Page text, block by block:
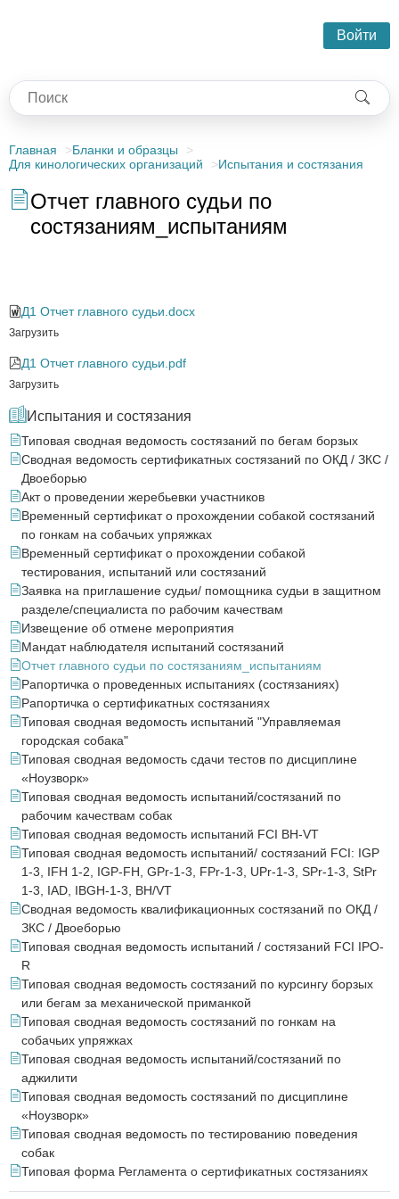
Войти
Главная
Бланки и образцы
Для кинологических организаций
Испытания и состязания
Отчет главного судьи по
состязаниям_испытаниям
Д1 Отчет главного судьи.docx
Загрузить
Д1 Отчет главного судьи.pdf
Загрузить
Испытания и состязания
Типовая сводная ведомость состязаний по бегам борзых
Сводная ведомость сертификатных состязаний по ОКД / ЗКС /
Двоеборью
Акт о проведении жеребьевки участников
Временный сертификат о прохождении собакой состязаний
по гонкам на собачьих упряжках
Временный сертификат о прохождении собакой
тестирования, испытаний или состязаний
Заявка на приглашение судьи/ помощника судьи в защитном
разделе/специалиста по рабочим качествам
Извещение об отмене мероприятия
Мандат наблюдателя испытаний состязаний
Отчет главного судьи по состязаниям_испытаниям
Рапортичка о проведенных испытаниях (состязаниях)
Рапортичка о сертификатных состязаниях
Типовая сводная ведомость испытаний "Управляемая
городская собака"
Типовая сводная ведомость сдачи тестов по дисциплине
«Ноузворк»
Типовая сводная ведомость испытаний/состязаний по
рабочим качествам собак
Типовая сводная ведомость испытаний FCI BH-VT
Типовая сводная ведомость испытаний/ состязаний FCI: IGP
1-3, IFH 1-2, IGP-FH, GPr-1-3, FPr-1-3, UPr-1-3, SPr-1-3, StPr
1-3, IAD, IBGH-1-3, BH/VT
Сводная ведомость квалификационных состязаний по ОКД /
ЗКС / Двоеборью
Типовая сводная ведомость испытаний / состязаний FCI IPO-
R
Типовая сводная ведомость состязаний по курсингу борзых
или бегам за механической приманкой
Типовая сводная ведомость состязаний по гонкам на
собачьих упряжках
Типовая сводная ведомость испытаний/состязаний по
аджилити
Типовая сводная ведомость состязаний по дисциплине
«Ноузворк»
Типовая сводная ведомость по тестированию поведения
собак
Типовая форма Регламента о сертификатных состязаниях